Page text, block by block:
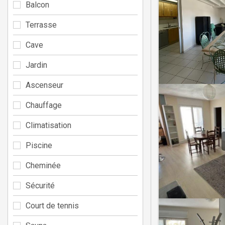
Balcon
Terrasse
Cave
Jardin
Ascenseur
Chauffage
Climatisation
Piscine
Cheminée
Sécurité
Court de tennis